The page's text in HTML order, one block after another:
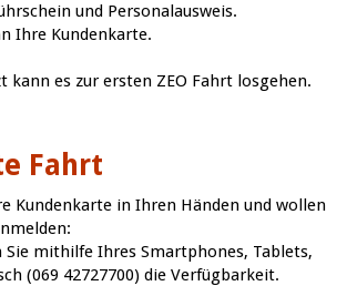
und Personalausweis.
Ihre Kundenkarte.
kann es zur ersten ZEO Fahrt losgehen.
Fahrt
Kundenkarte in Ihren Händen und wollen
Sie mithilfe Ihres Smartphones, Tablets,
(069 42727700) die Verfügbarkeit.